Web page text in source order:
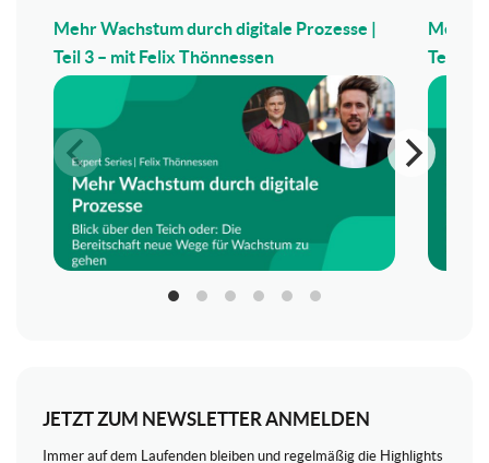
Mehr Wachstum durch digitale Prozesse |
Teil 3 – mit Felix Thönnessen
Mehr
Teil 2 –
JETZT ZUM NEWSLETTER ANMELDEN
Immer auf dem Laufenden bleiben und regelmäßig die Highlights